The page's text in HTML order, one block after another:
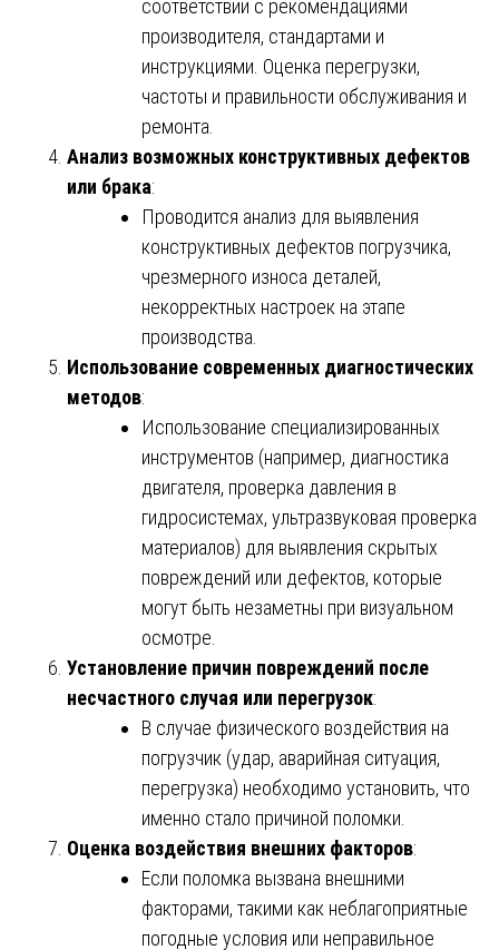
соответствии с рекомендациями
производителя, стандартами и
инструкциями. Оценка перегрузки,
частоты и правильности обслуживания и
ремонта.
Анализ возможных конструктивных дефектов
или брака:
Проводится анализ для выявления
конструктивных дефектов погрузчика,
чрезмерного износа деталей,
некорректных настроек на этапе
производства.
Использование современных диагностических
методов:
Использование специализированных
инструментов (например, диагностика
двигателя, проверка давления в
гидросистемах, ультразвуковая проверка
материалов) для выявления скрытых
повреждений или дефектов, которые
могут быть незаметны при визуальном
осмотре.
Установление причин повреждений после
несчастного случая или перегрузок:
В случае физического воздействия на
погрузчик (удар, аварийная ситуация,
перегрузка) необходимо установить, что
именно стало причиной поломки.
Оценка воздействия внешних факторов:
Если поломка вызвана внешними
факторами, такими как неблагоприятные
погодные условия или неправильное